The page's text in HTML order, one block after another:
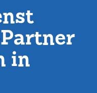
in